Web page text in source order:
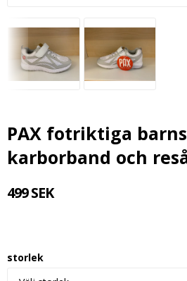
PAX fotriktiga
karborband och
499 SEK
storlek